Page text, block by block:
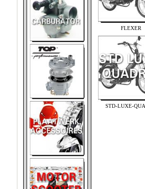
FLEXER
STD-LUXE-